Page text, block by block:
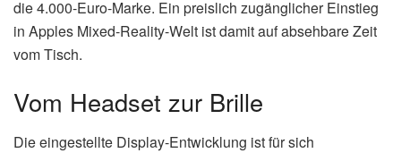
die 4.000-Euro-Marke. Ein preislich zugänglicher Einstieg
in Apples Mixed-Reality-Welt ist damit auf absehbare Zeit
vom Tisch.
Vom Headset zur Brille
Die eingestellte Display-Entwicklung ist für sich